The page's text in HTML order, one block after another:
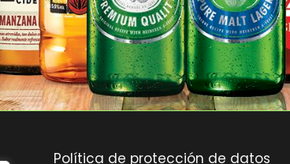
Política de protección de datos